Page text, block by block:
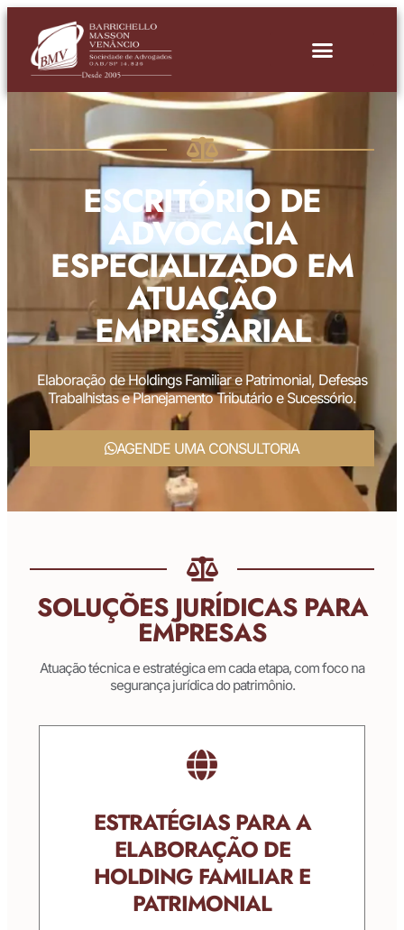
ESCRITÓRIO DE
ADVOCACIA
ESPECIALIZADO EM
ATUAÇÃO
EMPRESARIAL
Elaboração de Holdings Familiar e Patrimonial, Defesas
Trabalhistas e Planejamento Tributário e Sucessório.
AGENDE UMA CONSULTORIA
SOLUÇÕES JURÍDICAS PARA
EMPRESAS
Atuação técnica e estratégica em cada etapa, com foco na
segurança jurídica do patrimônio.
ESTRATÉGIAS PARA A
ELABORAÇÃO DE
HOLDING FAMILIAR E
PATRIMONIAL